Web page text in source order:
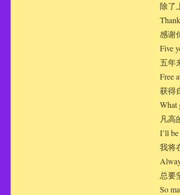
除了
感谢
Five
五年
Free
获得
What
凡高
I’ll
我将
总要
So